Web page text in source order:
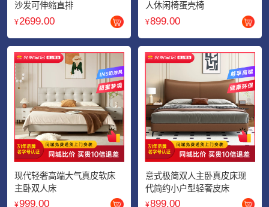
沙发可伸缩直排
2699.00
人休闲椅蛋壳椅
899.00
现代轻奢高端大气真皮软床
主卧双人床
999.00
意式极简双人主卧真皮床现
代简约小户型轻奢皮床
899.00